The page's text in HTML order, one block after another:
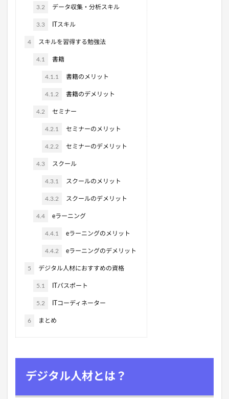
3.2 データ収集・分析スキル
3.3 ITスキル
4 スキルを習得する勉強法
4.1 書籍
4.1.1 書籍のメリット
4.1.2 書籍のデメリット
4.2 セミナー
4.2.1 セミナーのメリット
4.2.2 セミナーのデメリット
4.3 スクール
4.3.1 スクールのメリット
4.3.2 スクールのデメリット
4.4 eラーニング
4.4.1 eラーニングのメリット
4.4.2 eラーニングのデメリット
5 デジタル人材におすすめの資格
5.1 ITパスポート
5.2 ITコーディネーター
6 まとめ
デジタル人材とは？